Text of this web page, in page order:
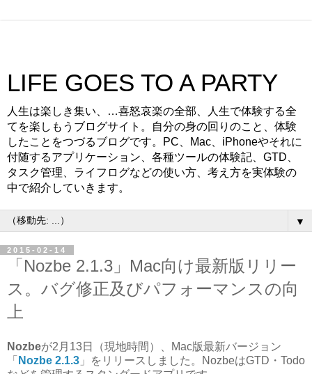
LIFE GOES TO A PARTY
人生は楽しき集い、…喜怒哀楽の全部、人生で体験する全
てを楽しもうブログサイト。自分の身の回りのこと、体験
したことをつづるブログです。PC、Mac、iPhoneやそれに
付随するアプリケーション、各種ツールの体験記、GTD、
タスク管理、ライフログなどの使い方、考え方を実体験の
中で紹介していきます。
▼
2015-02-14
「Nozbe 2.1.3」Mac向け最新版リリー
ス。バグ修正及びパフォーマンスの向
上
Nozbeが2月13日（現地時間）、Mac版最新バージョン
「 Nozbe 2.1.3 」をリリースしました。NozbeはGTD・Todo